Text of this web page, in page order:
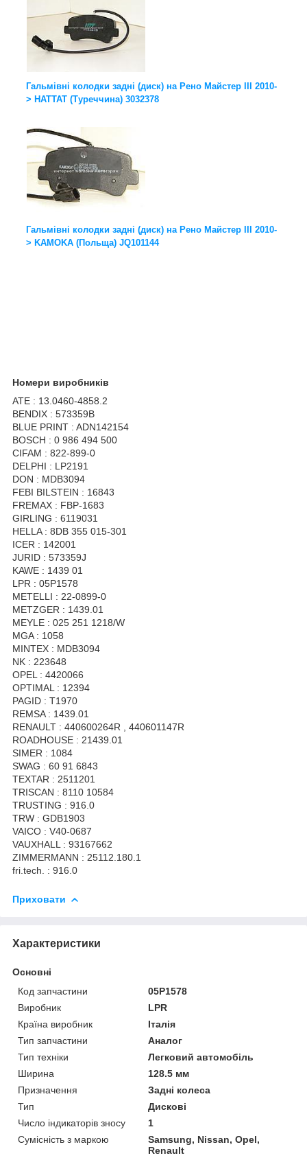
Гальмівні колодки задні (диск) на Рено Майстер III 2010-
> HATTAT (Туреччина) 3032378
Гальмівні колодки задні (диск) на Рено Майстер III 2010-
> KAMOKA (Польща) JQ101144
Номери виробників
ATE : 13.0460-4858.2
BENDIX : 573359B
BLUE PRINT : ADN142154
BOSCH : 0 986 494 500
CIFAM : 822-899-0
DELPHI : LP2191
DON : MDB3094
FEBI BILSTEIN : 16843
FREMAX : FBP-1683
GIRLING : 6119031
HELLA : 8DB 355 015-301
ICER : 142001
JURID : 573359J
KAWE : 1439 01
LPR : 05P1578
METELLI : 22-0899-0
METZGER : 1439.01
MEYLE : 025 251 1218/W
MGA : 1058
MINTEX : MDB3094
NK : 223648
OPEL : 4420066
OPTIMAL : 12394
PAGID : T1970
REMSA : 1439.01
RENAULT : 440600264R , 440601147R
ROADHOUSE : 21439.01
SIMER : 1084
SWAG : 60 91 6843
TEXTAR : 2511201
TRISCAN : 8110 10584
TRUSTING : 916.0
TRW : GDB1903
VAICO : V40-0687
VAUXHALL : 93167662
ZIMMERMANN : 25112.180.1
fri.tech. : 916.0
Приховати
Характеристики
Основні
Код запчастини
05P1578
Виробник
LPR
Країна виробник
Італія
Тип запчастини
Аналог
Тип техніки
Легковий автомобіль
Ширина
128.5 мм
Призначення
Задні колеса
Тип
Дискові
Число індикаторів зносу
1
Сумісність з маркою
Samsung, Nissan, Opel,
Renault